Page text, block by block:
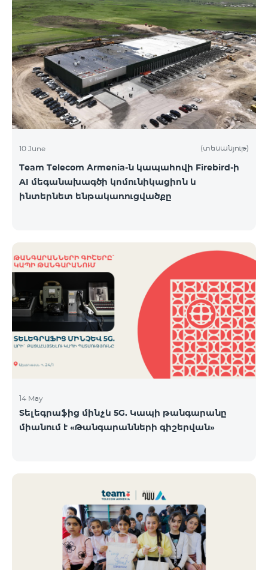
10 June (տեսանյութ)
Team Telecom Armenia-ն կապահովի Firebird-ի
AI մեգանախագծի կոմունիկացիոն և
ինտերնետ ենթակառուցվածքը
14 May
Տելեգրաֆից մինչև 5G. Կապի թանգարանը
միանում է «Թանգարանների գիշերվան»